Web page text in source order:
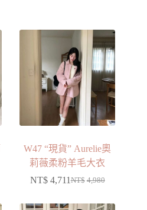
W47 “現貨” Aurelie奧
莉薇柔粉羊毛大衣
NT$ 4,980
NT$ 4,711